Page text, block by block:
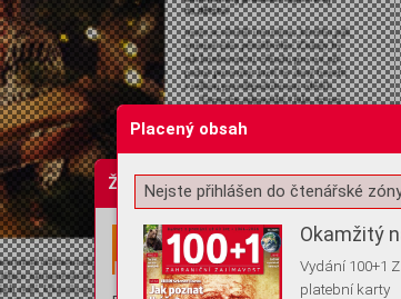
Žádost o souhlas s ukládáním
Placený obsah
Nejste přihlášen do čtenářské
Okamžitý
Vydání 100+1
platební karty